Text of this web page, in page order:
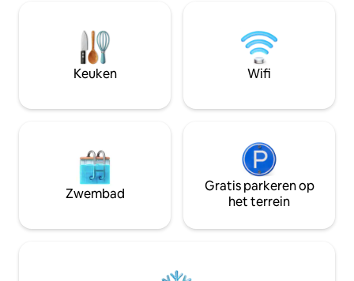
ligging op een prachtige binnenplaats
maken deze plek lichtgevend en
rustgevend.
afstand.
Keuken Wifi
Zwembad
Gratis parkeren op
het terrein